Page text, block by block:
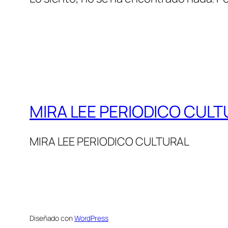
MIRA LEE PERIODICO
MIRA LEE PERIODICO CULTURAL
Diseñado conWordPress